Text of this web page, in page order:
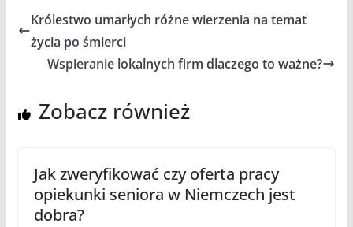
Królestwo umarłych różne wierzenia na temat
życia po śmierci
Wspieranie lokalnych firm dlaczego to ważne?
Zobacz również
Jak zweryfikować czy oferta pracy
opiekunki seniora w Niemczech jest
dobra?